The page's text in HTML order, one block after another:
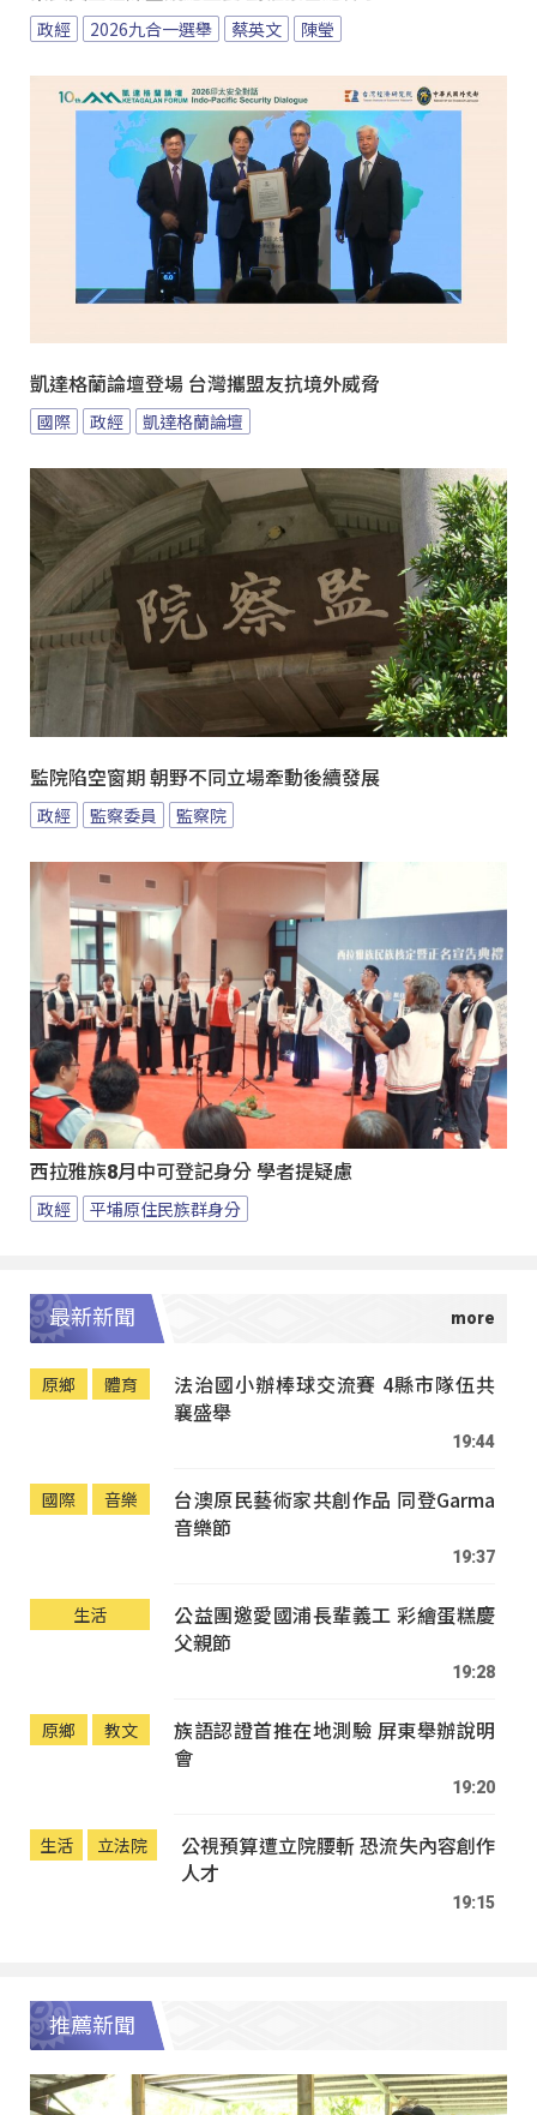
政經 2026九合一選舉 蔡英文 陳瑩
凱達格蘭論壇登場 台灣攜盟友抗境外威脅
國際 政經 凱達格蘭論壇
監院陷空窗期 朝野不同立場牽動後續發展
政經 監察委員 監察院
西拉雅族8月中可登記身分 學者提疑慮
政經 平埔原住民族群身分
最新新聞
原鄉 體育
法治國小辦棒球交流賽 4縣市隊伍共
襄盛舉
19:44
國際 音樂
台澳原民藝術家共創作品 同登Garma
音樂節
19:37
生活
公益團邀愛國浦長輩義工 彩繪蛋糕慶
父親節
19:28
原鄉 教文
族語認證首推在地測驗 屏東舉辦說明
會
19:20
生活 立法院
公視預算遭立院腰斬 恐流失內容創作
人才
19:15
推薦新聞